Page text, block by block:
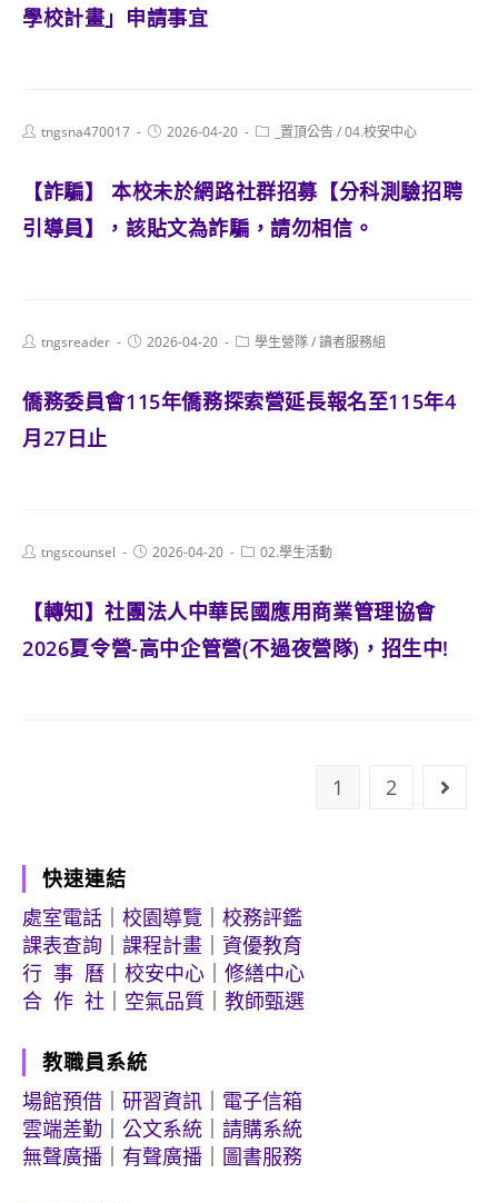
學校計畫」申請事宜
Posttngsna470017
Post2026-04-20
Post _置頂公告/04.校安中心
【詐騙】 本校未於網路社群招募【分科測驗招聘
引導員】，該貼文為詐騙，請勿相信。
Posttngsreader
Post2026-04-20
Post學生營隊/讀者服務組
僑務委員會115年僑務探索營延長報名至115年4
月27日止
Posttngscounsel
Post2026-04-20
Post02.學生活動
【轉知】社團法人中華民國應用商業管理協會
2026夏令營-高中企管營(不過夜營隊)，招生中!
1 2 Go to
快速連結
處室電話
校園導覽
校務評鑑
課表查詢
課程計畫
資優教育
行 事 曆
校安中心
修繕中心
合 作 社
空氣品質 教師甄選
教職員系統
場館預借
研習資訊
電子信箱
雲端差勤
公文系統
請購系統
無聲廣播
有聲廣播 圖書服務